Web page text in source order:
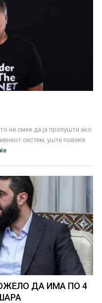
не смее да ја пропушти ако
систем, уште повеќе
ДА ИМА ПО 4